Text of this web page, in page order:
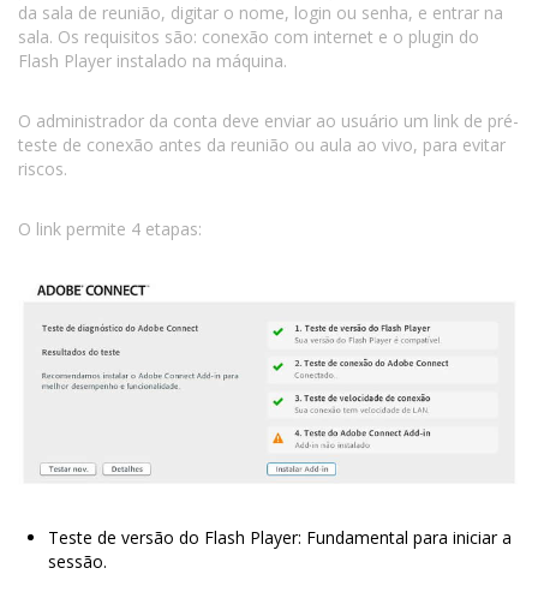
da sala de reunião, digitar o nome, login ou senha, e entrar na
sala. Os requisitos são: conexão com internet e o plugin do
Flash Player instalado na máquina.
O administrador da conta deve enviar ao usuário um link de pré-
teste de conexão antes da reunião ou aula ao vivo, para evitar
riscos.
O link permite 4 etapas:
Teste de versão do Flash Player: Fundamental para iniciar a
sessão.